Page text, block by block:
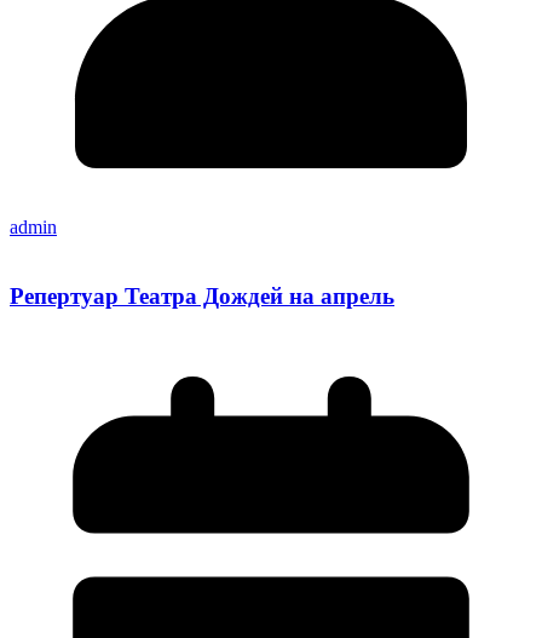
admin
Репертуар Театра Дождей на апрель